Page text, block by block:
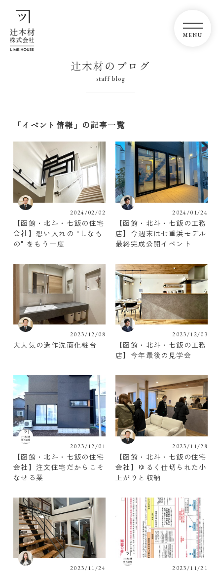
辻木材のブログ
staff blog
「イベント情報」の記事一覧
2024/02/02
【函館・北斗・七飯の住宅
会社】想い入れの "しなも
の" をもう一度
2024/01/24
【函館・北斗・七飯の工務
店】今週末は七重浜モデル
最終完成公開イベント
2023/12/08
大人気の造作洗面化粧台
2023/12/03
【函館・北斗・七飯の工務
店】今年最後の見学会
2023/12/01
【函館・北斗・七飯の住宅
会社】注文住宅だからこそ
なせる業
2023/11/28
【函館・北斗・七飯の住宅
会社】ゆるく仕切られた小
上がりと収納
2023/11/24 2023/11/21